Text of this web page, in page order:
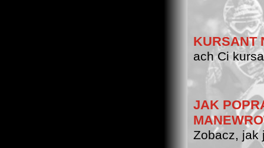
KURSANT
ach Ci
JAK
Zobacz, jak